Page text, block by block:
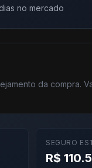
no mercado
da compra.
SEGURO
R$